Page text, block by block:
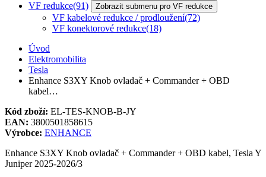
VF redukce(91) Zobrazit submenu pro VF redukce
VF kabelové redukce / prodloužení(72)
VF konektorové redukce(18)
Úvod
Elektromobilita
Tesla
Enhance S3XY Knob ovladač + Commander + OBD
kabel…
Kód zboží: EL-TES-KNOB-B-JY
EAN: 3800501858615
Výrobce: ENHANCE
Enhance S3XY Knob ovladač + Commander + OBD kabel, Tesla Y
Juniper 2025-2026/3